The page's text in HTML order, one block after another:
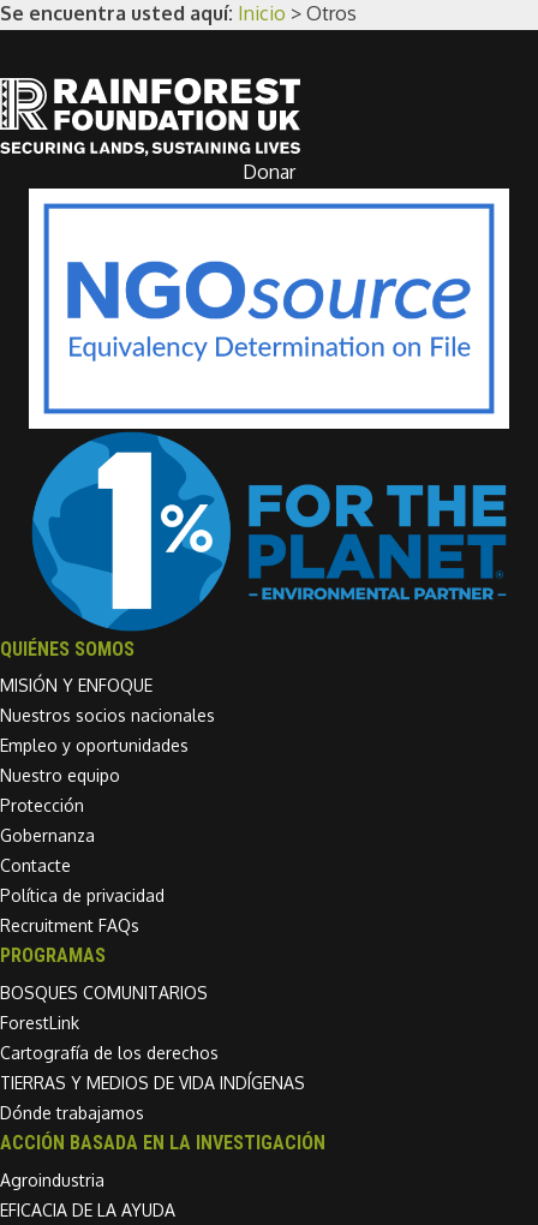
Se encuentra usted aquí: Inicio > Otros
Donar
QUIÉNES SOMOS
MISIÓN Y ENFOQUE
Nuestros socios nacionales
Empleo y oportunidades
Nuestro equipo
Protección
Gobernanza
Contacte
Política de privacidad
Recruitment FAQs
PROGRAMAS
BOSQUES COMUNITARIOS
ForestLink
Cartografía de los derechos
TIERRAS Y MEDIOS DE VIDA INDÍGENAS
Dónde trabajamos
ACCIÓN BASADA EN LA INVESTIGACIÓN
Agroindustria
EFICACIA DE LA AYUDA